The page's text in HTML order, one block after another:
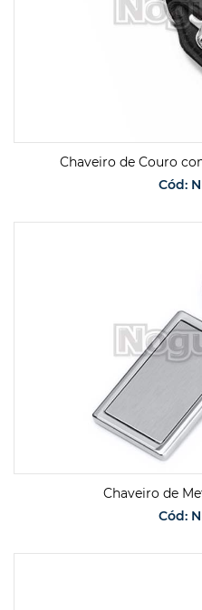
Chaveiro de Couro
Cód:
Chaveiro de
Cód: